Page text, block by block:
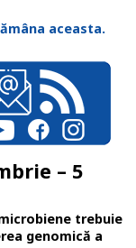
aceasta.
– 5
trebuie
genomică a